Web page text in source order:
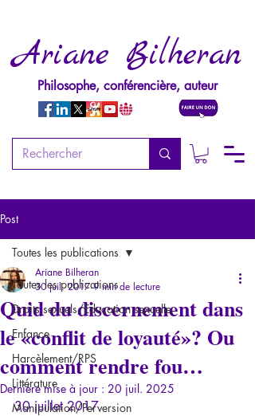
Ariane Bilheran
Philosophe, conférencière, auteur
Post
Toutes les publications
Droits sexuels/Education sexuelle
Enfance
Harcèlement/RPS
Littérature
Manipulation/Perversion
Toutes les publications
Quid du discernement dans
le «conflit de loyauté»? Ou
comment rendre fou…
Ariane Bilheran
30 juil. 2017 9 min de lecture
Dernière mise à jour : 20 juil. 2025
30 juillet 2017